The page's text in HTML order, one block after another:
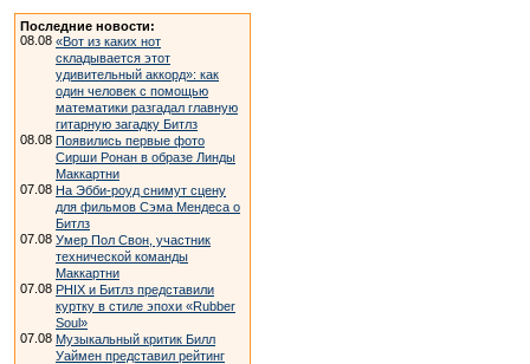
Последние новости:
08.08 «Вот из каких нот
складывается этот
удивительный аккорд»: как
один человек с помощью
математики разгадал главную
гитарную загадку Битлз
08.08 Появились первые фото
Сирши Ронан в образе Линды
Маккартни
07.08 На Эбби-роуд снимут сцену
для фильмов Сэма Мендеса о
Битлз
07.08 Умер Пол Свон, участник
технической команды
Маккартни
07.08 PHIX и Битлз представили
куртку в стиле эпохи «Rubber
Soul»
07.08 Музыкальный критик Билл
Уаймен представил рейтинг